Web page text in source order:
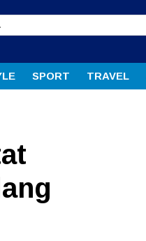
SPORT TRAVEL